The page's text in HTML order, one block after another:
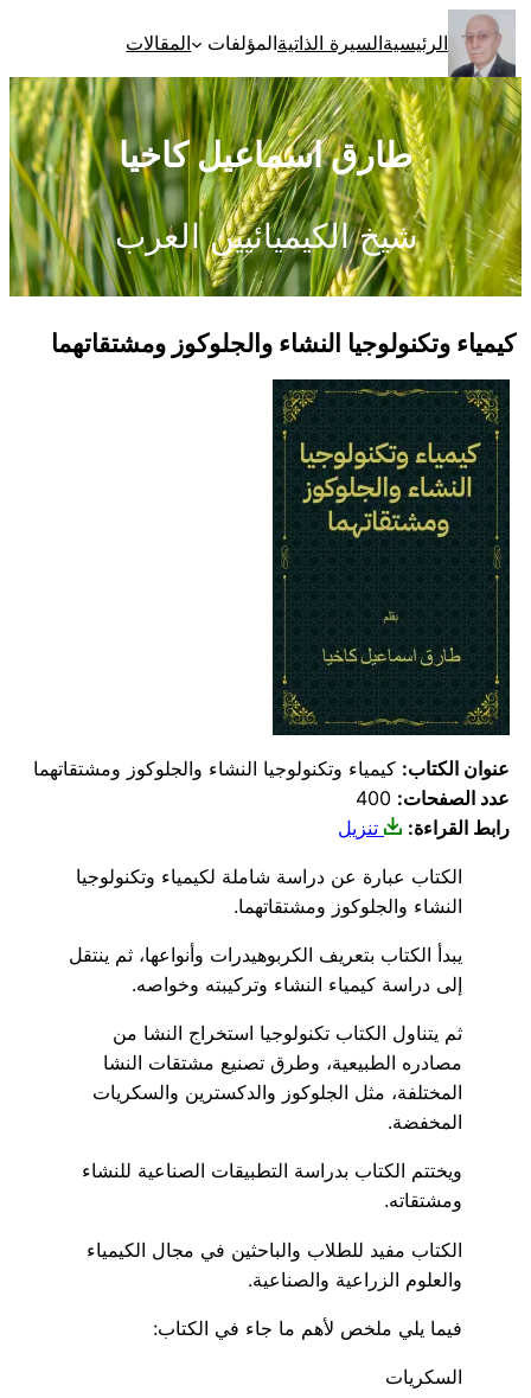
تخطى
إلى
المحتوى
الرئيسيةالسيرة الذاتيةالمؤلفات المقالات
طارق اسماعيل كاخيا
شيخ الكيميائيين العرب
كيمياء وتكنولوجيا النشاء والجلوكوز ومشتقاتهما
عنوان الكتاب: كيمياء وتكنولوجيا النشاء والجلوكوز ومشتقاتهما
عدد الصفحات: 400
رابط القراءة:
تنزيل
الكتاب عبارة عن دراسة شاملة لكيمياء وتكنولوجيا
النشاء والجلوكوز ومشتقاتهما.
يبدأ الكتاب بتعريف الكربوهيدرات وأنواعها، ثم ينتقل
إلى دراسة كيمياء النشاء وتركيبته وخواصه.
ثم يتناول الكتاب تكنولوجيا استخراج النشا من
مصادره الطبيعية، وطرق تصنيع مشتقات النشا
المختلفة، مثل الجلوكوز والدكسترين والسكريات
المخفضة.
ويختتم الكتاب بدراسة التطبيقات الصناعية للنشاء
ومشتقاته.
الكتاب مفيد للطلاب والباحثين في مجال الكيمياء
والعلوم الزراعية والصناعية.
فيما يلي ملخص لأهم ما جاء في الكتاب:
السكريات